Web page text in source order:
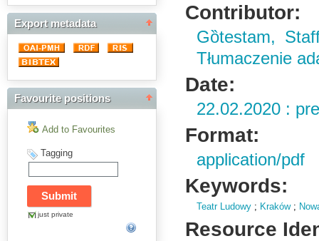
Export metadata
Favourite positions
Add to Favourites
Tagging
just private
Contributor:
Gȍtestam,
Tłumaczenie
Date:
22.02.2020 :
Format:
application/pdf
Keywords:
Teatr Ludowy ; Kraków;
Resource